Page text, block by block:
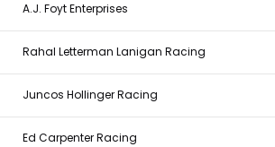
A.J. Foyt Enterprises
Rahal Letterman Lanigan Racing
Juncos Hollinger Racing
Ed Carpenter Racing